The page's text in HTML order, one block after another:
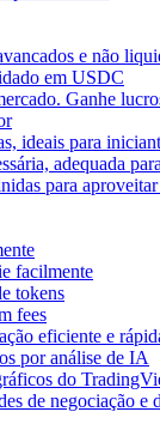
e não
em USDC
Ganhe
ideais para
adequada
para
facilmente
tokens
fees
eficiente e
por análise de IA
do
de negociação e